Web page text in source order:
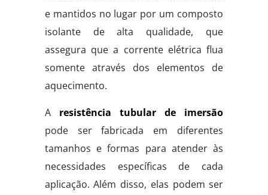
e mantidos no lugar por um composto
isolante de alta qualidade, que
assegura que a corrente elétrica flua
somente através dos elementos de
aquecimento.
A resistência tubular de imersão
pode ser fabricada em diferentes
tamanhos e formas para atender às
necessidades específicas de cada
aplicação. Além disso, elas podem ser